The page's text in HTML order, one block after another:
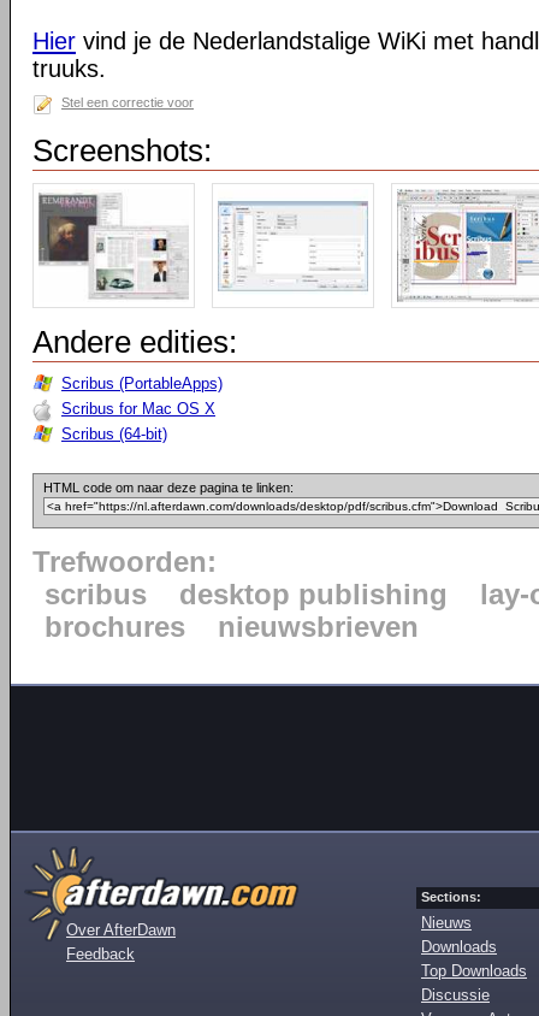
Hier vind je de Nederlandstalige WiKi met
truuks.
Stel een correctie voor
Screenshots:
Andere edities:
Scribus (PortableApps)
Scribus for Mac OS X
Scribus (64-bit)
HTML code om naar deze pagina te linken:
Trefwoorden:
scribus
desktop publishing
lay-
brochures
nieuwsbrieven
Over AfterDawn
Feedback
Sections:
Nieuws
Downloads
Top Downloads
Discussie